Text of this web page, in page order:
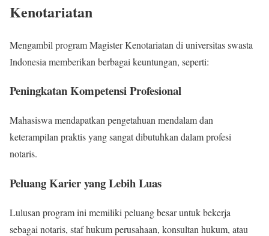
Kenotariatan
Mengambil program Magister Kenotariatan di universitas swasta
Indonesia memberikan berbagai keuntungan, seperti:
Peningkatan Kompetensi Profesional
Mahasiswa mendapatkan pengetahuan mendalam dan
keterampilan praktis yang sangat dibutuhkan dalam profesi
notaris.
Peluang Karier yang Lebih Luas
Lulusan program ini memiliki peluang besar untuk bekerja
sebagai notaris, staf hukum perusahaan, konsultan hukum, atau